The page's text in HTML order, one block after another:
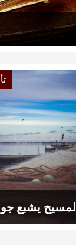
المسيح يشبع